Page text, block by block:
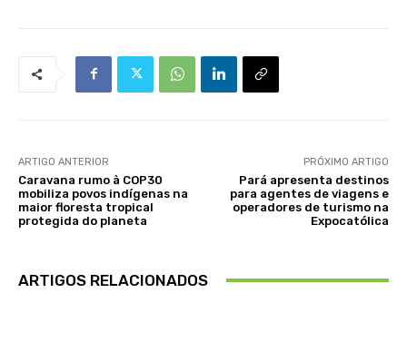
ARTIGO ANTERIOR
Caravana rumo à COP30
mobiliza povos indígenas na
maior floresta tropical
protegida do planeta
PRÓXIMO ARTIGO
Pará apresenta destinos
para agentes de viagens e
operadores de turismo na
Expocatólica
ARTIGOS RELACIONADOS